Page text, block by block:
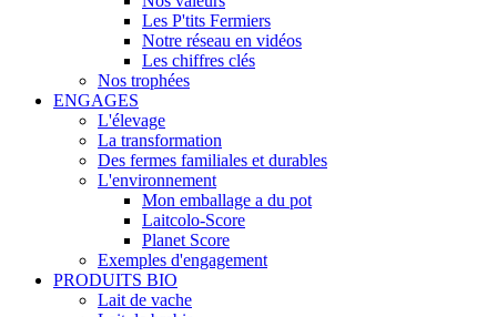
Les P'tits Fermiers
Notre réseau en vidéos
Les chiffres clés
Nos trophées
ENGAGES
L'élevage
La transformation
Des fermes familiales et durables
L'environnement
Mon emballage a du pot
Laitcolo-Score
Planet Score
Exemples d'engagement
PRODUITS BIO
Lait de vache